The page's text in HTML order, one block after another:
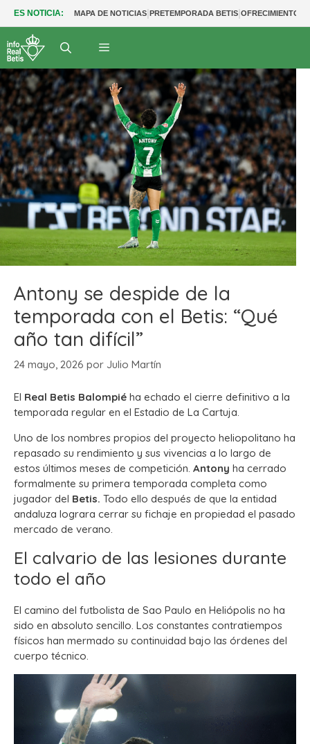
ES NOTICIA: MAPA DE NOTICIAS|PRETEMPORADA BETIS|OFRECIMIENTOS
Antony se despide de la
temporada con el Betis: “Qué
año tan difícil”
24 mayo, 2026 por Julio Martín
El Real Betis Balompié ha echado el cierre definitivo a la
temporada regular en el Estadio de La Cartuja.
Uno de los nombres propios del proyecto heliopolitano ha
repasado su rendimiento y sus vivencias a lo largo de
estos últimos meses de competición. Antony ha cerrado
formalmente su primera temporada completa como
jugador del Betis. Todo ello después de que la entidad
andaluza lograra cerrar su fichaje en propiedad el pasado
mercado de verano.
El calvario de las lesiones durante
todo el año
El camino del futbolista de Sao Paulo en Heliópolis no ha
sido en absoluto sencillo. Los constantes contratiempos
físicos han mermado su continuidad bajo las órdenes del
cuerpo técnico.